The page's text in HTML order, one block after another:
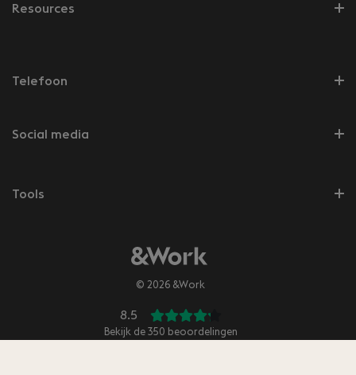
Resources
Telefoon
Social media
Tools
© 2026 &Work
8.5
Bekijk de 350 beoordelingen